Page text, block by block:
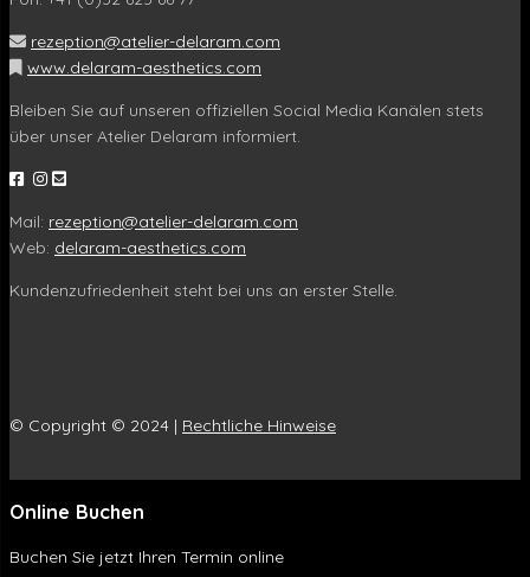
rezeption@atelier-delaram.com
www.delaram-aesthetics.com
Bleiben Sie auf unseren offiziellen Social Media Kanälen stets
über unser Atelier Delaram informiert.
Mail: rezeption@atelier-delaram.com
Web: delaram-aesthetics.com
Kundenzufriedenheit steht bei uns an erster Stelle.
© Copyright © 2024 | Rechtliche Hinweise
Online Buchen
Buchen Sie jetzt Ihren Termin online